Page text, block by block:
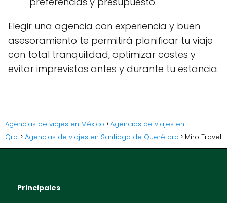
Elegir una agencia con experiencia y buen
asesoramiento te permitirá planificar tu viaje
con total tranquilidad, optimizar costes y
evitar imprevistos antes y durante tu estancia.
Agencias de viajes en México
Agencias de viajes en
Qro.
Agencias de viajes en Santiago de Querétaro Miro Travel
Principales